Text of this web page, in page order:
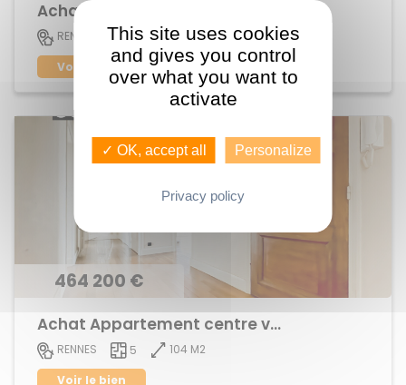
RENNES 5
83 M2
Voir le bien
464 200 €
Achat Appartement centre ville
RENNES 5
104 M2
Voir le bien
This site uses cookies
and gives you control
over what you want to
activate
✓ OK, accept all Personalize
Privacy policy